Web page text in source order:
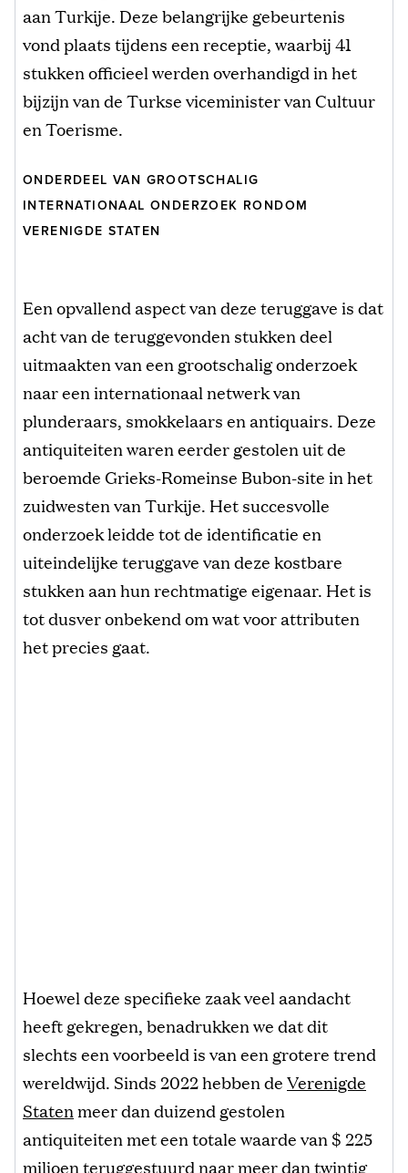
aan Turkije. Deze belangrijke gebeurtenis
vond plaats tijdens een receptie, waarbij 41
stukken officieel werden overhandigd in het
bijzijn van de Turkse viceminister van Cultuur
en Toerisme.
ONDERDEEL VAN GROOTSCHALIG
INTERNATIONAAL ONDERZOEK RONDOM
VERENIGDE STATEN
Een opvallend aspect van deze teruggave is dat
acht van de teruggevonden stukken deel
uitmaakten van een grootschalig onderzoek
naar een internationaal netwerk van
plunderaars, smokkelaars en antiquairs. Deze
antiquiteiten waren eerder gestolen uit de
beroemde Grieks-Romeinse Bubon-site in het
zuidwesten van Turkije. Het succesvolle
onderzoek leidde tot de identificatie en
uiteindelijke teruggave van deze kostbare
stukken aan hun rechtmatige eigenaar. Het is
tot dusver onbekend om wat voor attributen
het precies gaat.
Hoewel deze specifieke zaak veel aandacht
heeft gekregen, benadrukken we dat dit
slechts een voorbeeld is van een grotere trend
wereldwijd. Sinds 2022 hebben deVerenigde
Statenmeer dan duizend gestolen
antiquiteiten met een totale waarde van $ 225
miljoen teruggestuurd naar meer dan twintig